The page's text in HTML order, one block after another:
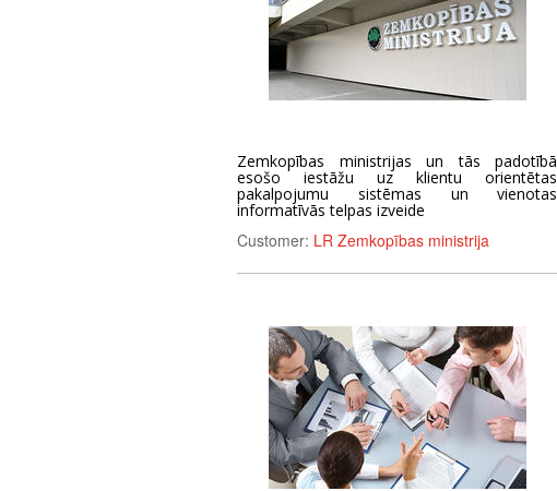
Zemkopības ministrijas un tās padotībā
esošo iestāžu uz klientu orientētas
pakalpojumu sistēmas un vienotas
informatīvās telpas izveide
Customer: LR Zemkopības ministrija